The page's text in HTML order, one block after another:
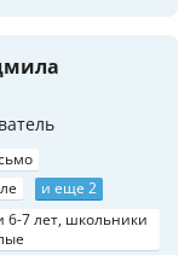
и еще 2
6-7 лет, школьники